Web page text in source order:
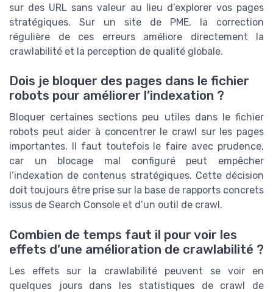
sur des URL sans valeur au lieu d’explorer vos pages
stratégiques. Sur un site de PME, la correction
régulière de ces erreurs améliore directement la
crawlabilité et la perception de qualité globale.
Dois je bloquer des pages dans le fichier
robots pour améliorer l’indexation ?
Bloquer certaines sections peu utiles dans le fichier
robots peut aider à concentrer le crawl sur les pages
importantes. Il faut toutefois le faire avec prudence,
car un blocage mal configuré peut empêcher
l’indexation de contenus stratégiques. Cette décision
doit toujours être prise sur la base de rapports concrets
issus de Search Console et d’un outil de crawl.
Combien de temps faut il pour voir les
effets d’une amélioration de crawlabilité ?
Les effets sur la crawlabilité peuvent se voir en
quelques jours dans les statistiques de crawl de